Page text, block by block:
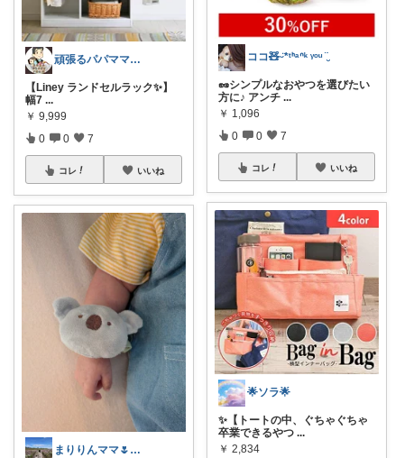
頑張るパパママ応援隊@育児・子供用品紹介
【Liney ランドセルラック✨】
幅7 ...
￥ 9,999
0 0 7
コレ いいね
まりりんママ🌷🫧0歳&2歳児ママ
ココ🧸ᵕ̈*ᵗᑋᵃᐢᵏ ᵞᵒᵘ ¨̮
🥜シンプルなおやつを選びたい
方に♪ アンチ ...
￥ 1,096
0 0 7
コレ いいね
🌟ソラ🌟
✨【トートの中、ぐちゃぐちゃ
卒業できるやつ ...
￥ 2,834